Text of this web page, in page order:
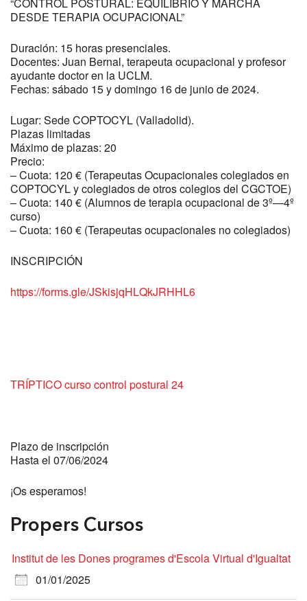
DESDE TERAPIA OCUPACIONAL”
Duración: 15 horas presenciales.
Docentes: Juan Bernal, terapeuta ocupacional y profesor
ayudante doctor en la UCLM.
Fechas: sábado 15 y domingo 16 de junio de 2024.
Lugar: Sede COPTOCYL (Valladolid).
Plazas limitadas
Máximo de plazas: 20
Precio:
– Cuota: 120 € (Terapeutas Ocupacionales colegiados en
COPTOCYL y colegiados de otros colegios del CGCTOE)
– Cuota: 140 € (Alumnos de terapia ocupacional de 3º—4º
curso)
– Cuota: 160 € (Terapeutas ocupacionales no colegiados)
INSCRIPCIÓN
https://forms.gle/JSkisjqHLQkJRHHL6
TRÍPTICO curso control postural 24
Plazo de inscripción
Hasta el 07/06/2024
¡Os esperamos!
Propers Cursos
Institut de les Dones programes d'Escola Virtual d'Igualtat
01/01/2025